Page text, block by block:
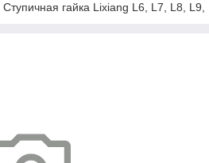
Ступичная гайка Lixiang L6, L7, L8,